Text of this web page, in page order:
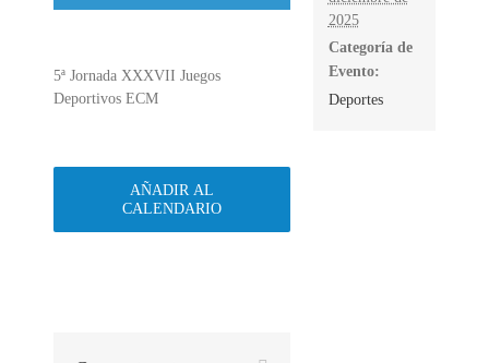
5ª Jornada XXXVII Juegos
Deportivos ECM
AÑADIR AL
CALENDARIO
2025
Categoría de
Evento:
Deportes